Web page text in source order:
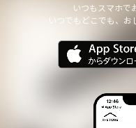
いつもスマホで
いつでもどこでも、お